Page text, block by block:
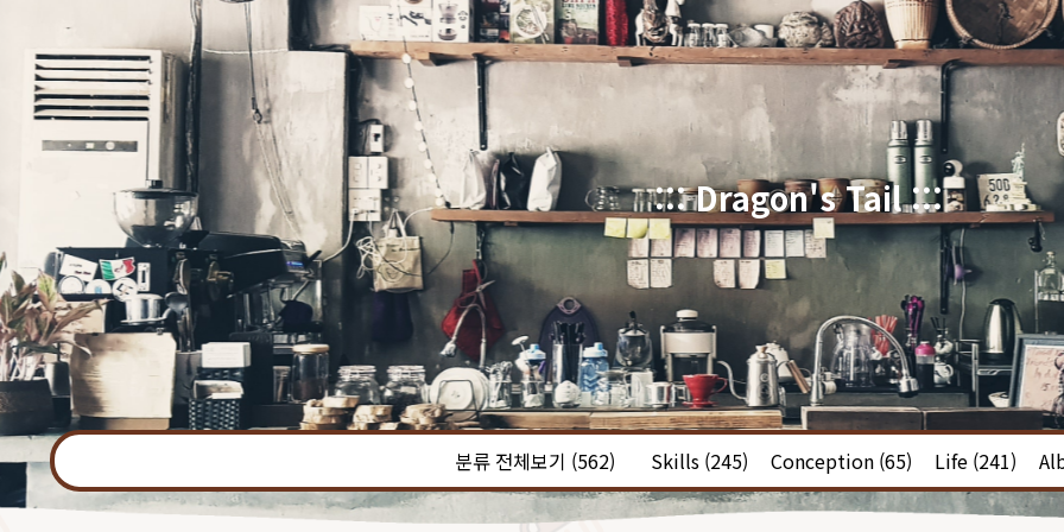
분류 전체보기 (562) Skills (245) Conception (65) Life (241)
::: Dragon's Tail :::